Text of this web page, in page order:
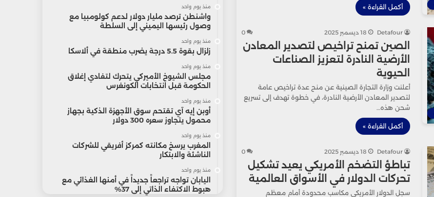
أكمل القراءة »
Detafour 18 ديسمبر 2025 0
الصين تمنح تراخيص لتصدير المعادن
الأرضية النادرة لتعزيز الصناعات
الحيوية
أعلنت وزارة التجارة الصينية عن منح عدة تراخيص عامة
لتصدير المعادن الأرضية النادرة، في خطوة تهدف إلى تسريع
شحن هذه…
أكمل القراءة »
Detafour 18 ديسمبر 2025 0
تباطؤ التضخم الأمريكي يعيد تشكيل
تحركات الدولار في الأسواق العالمية
سجل الدولار الأمريكي مكاسب محدودة أمام معظم
منذ يوم واحد
واشنطن ترصد مليار دولار لدعم كولومبيا مع
وصول رئيسها اليميني إلى السلطة
منذ يوم واحد
زلزال بقوة 5.5 درجة يضرب منطقة في ألاسكا
منذ يوم واحد
مجلس الشيوخ الأميركي يتحرك لتفادي إغلاق
الحكومة قبل انتخابات الكونغرس
منذ يوم واحد
أوبن إيه آي تقتحم سوق الأجهزة الذكية بجهاز
محمول يتجاوز سعره 300 دولار
منذ يوم واحد
المغرب يرسخ مكانته كمركز أفريقي للشركات
الناشئة والابتكار
منذ يوم واحد
اليابان تواجه تراجعاً جديداً في أمنها الغذائي مع
هبوط الاكتفاء الذاتي إلى 37%